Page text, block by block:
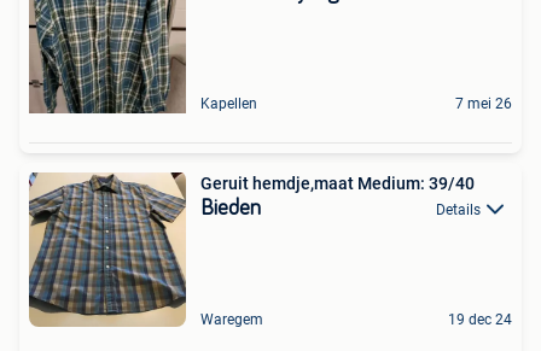
Kapellen 7 mei 26
Geruit hemdje,maat Medium: 39/40
Bieden Details
Waregem 19 dec 24